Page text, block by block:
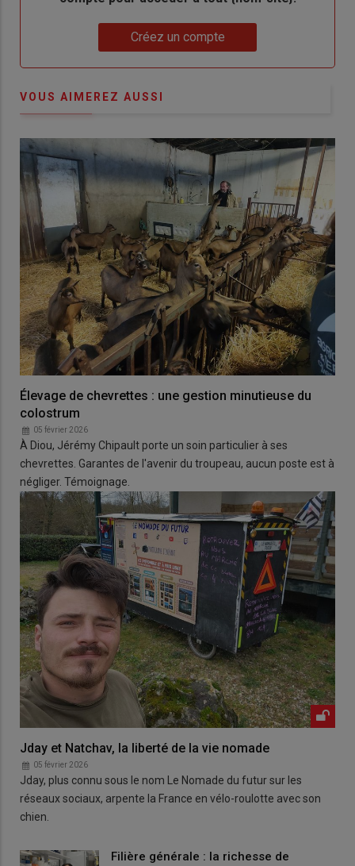
Créez un compte
VOUS AIMEREZ AUSSI
Élevage de chevrettes : une gestion minutieuse du
colostrum
05 février 2026
À Diou, Jérémy Chipault porte un soin particulier à ses
chevrettes. Garantes de l'avenir du troupeau, aucun poste est à
négliger. Témoignage.
Jday et Natchav, la liberté de la vie nomade
05 février 2026
Jday, plus connu sous le nom Le Nomade du futur sur les
réseaux sociaux, arpente la France en vélo-roulotte avec son
chien.
Filière générale : la richesse de